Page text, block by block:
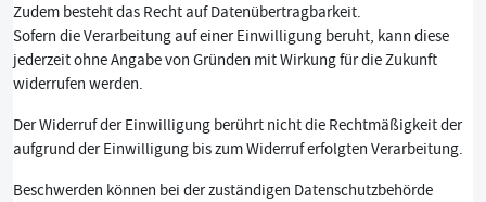
Zudem besteht das Recht auf Datenübertragbarkeit.
Sofern die Verarbeitung auf einer Einwilligung beruht, kann diese
jederzeit ohne Angabe von Gründen mit Wirkung für die Zukunft
widerrufen werden.
Der Widerruf der Einwilligung berührt nicht die Rechtmäßigkeit der
aufgrund der Einwilligung bis zum Widerruf erfolgten Verarbeitung.
Beschwerden können bei der zuständigen Datenschutzbehörde